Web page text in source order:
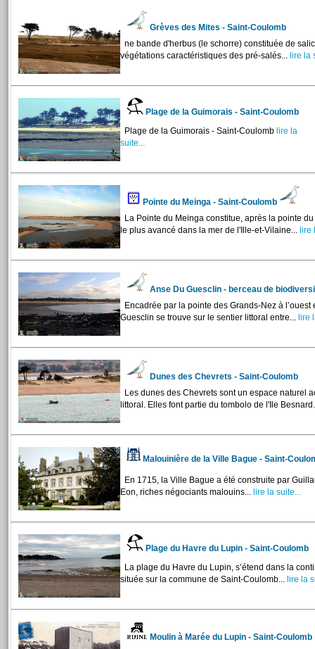
Grèves des Mites - Saint-Coulomb
ne bande d'herbus (le schorre) constituée de
végétations caractéristiques des pré-salés... lire la
Plage de la Guimorais - Saint-Coulomb
Plage de la Guimorais - Saint-Coulomb lire la
suite...
Pointe du Meinga - Saint-Coulomb
La Pointe du Meinga constitue, après la pointe
le plus avancé dans la mer de l'Ille-et-Vilaine... lire
Anse Du Guesclin - berceau de
Encadrée par la pointe des Grands-Nez à l’ouest
Guesclin se trouve sur le sentier littoral entre... lire
Dunes des Chevrets - Saint-Coulomb
Les dunes des Chevrets sont un espace naturel
littoral. Elles font partie du tombolo de l'Ile
Malouinière de la Ville Bague - Saint-
En 1715, la Ville Bague a été construite par
Eon, riches négociants malouins... lire la suite...
Plage du Havre du Lupin - Saint-Coulomb
La plage du Havre du Lupin, s’étend dans la
située sur la commune de Saint-Coulomb... lire la
Moulin à Marée du Lupin - Saint-Coulomb